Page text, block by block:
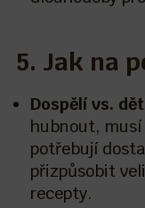
5. Jak na
Dospělí vs.
hubnout, musí
potřebují
přizpůsobit
recepty.